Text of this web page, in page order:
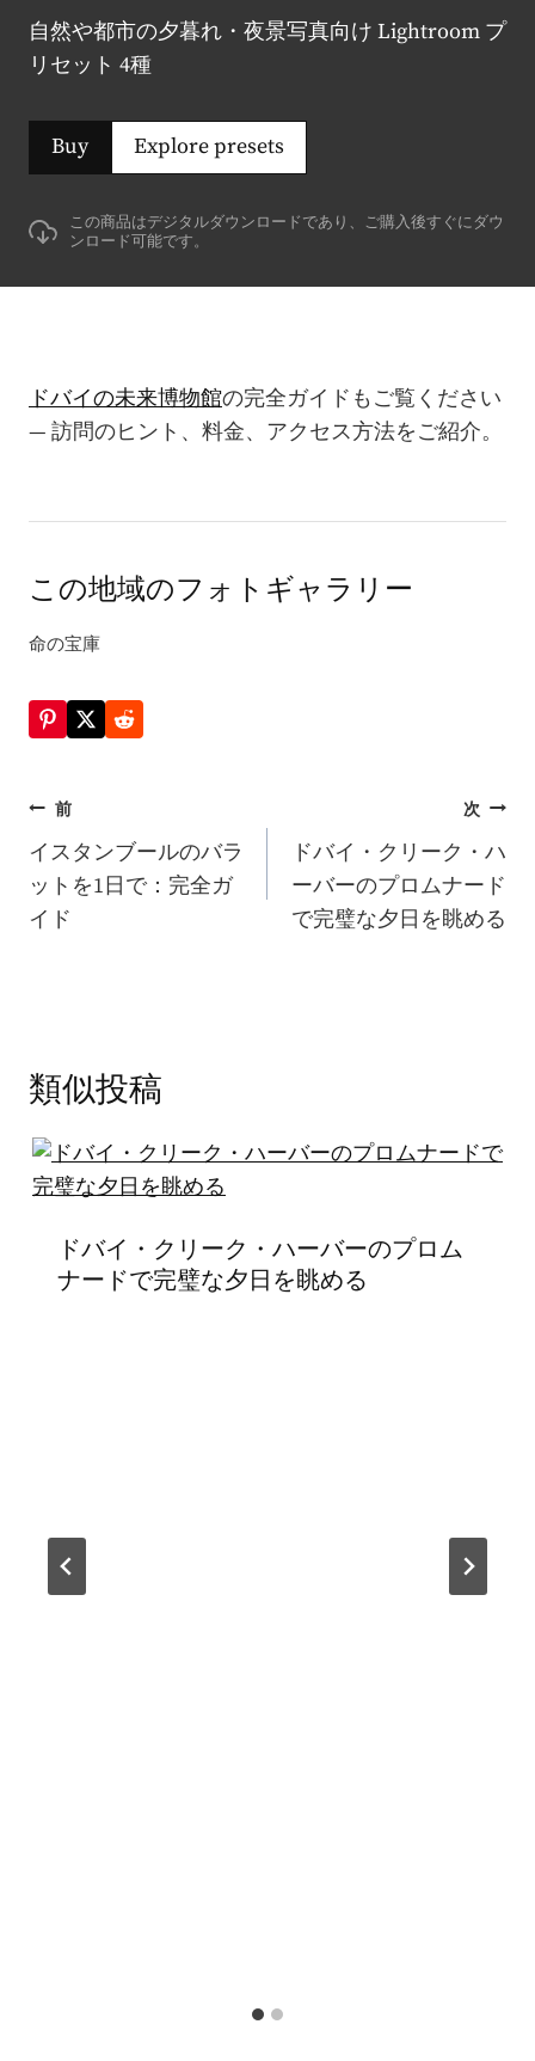
自然や都市の夕暮れ・夜景写真向け Lightroom プ
リセット 4種
Buy Explore presets
この商品はデジタルダウンロードであり、ご購入後すぐにダウ
ンロード可能です。
ドバイの未来博物館の完全ガイドもご覧ください
— 訪問のヒント、料金、アクセス方法をご紹介。
この地域のフォトギャラリー
命の宝庫
投
稿
ナ
ビ
シ
ョ
ン
前
イスタンブールのバラ
ットを1日で：完全ガ
イド
次
ドバイ・クリーク・ハ
ーバーのプロムナード
で完璧な夕日を眺める
類似投稿
ドバイ・クリーク・ハーバーのプロム
ナードで完璧な夕日を眺める